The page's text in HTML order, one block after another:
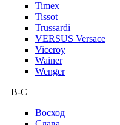
Timex
Tissot
Trussardi
VERSUS Versace
Viceroy
Wainer
Wenger
В-С
Восход